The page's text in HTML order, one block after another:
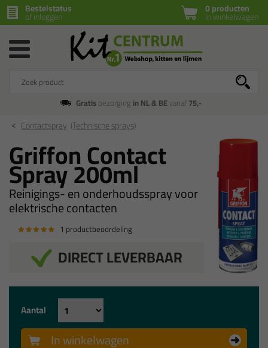
0 producten
in winkelwagen
Bestelstatus
of inloggen
Gratisbezorging in NL & BEvanaf75,-
Contactspray (Technische sprays)
Griffon Contact
Spray 200ml
Reinigings- en onderhoudsspray voor
elektrische contacten
1 productbeoordeling
DIRECT LEVERBAAR
Aantal
In winkelwagen